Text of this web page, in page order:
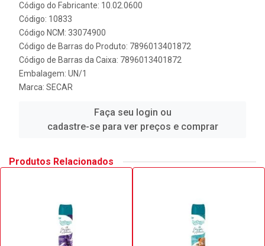
Código do Fabricante: 10.02.0600
Código: 10833
Código NCM: 33074900
Código de Barras do Produto: 7896013401872
Código de Barras da Caixa: 7896013401872
Embalagem: UN/1
Marca: SECAR
Faça seu login ou
cadastre-se para ver preços e comprar
Produtos Relacionados